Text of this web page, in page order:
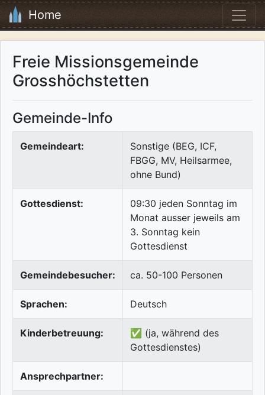
Home
Freie Missionsgemeinde
Grosshöchstetten
Gemeinde-Info
Gemeindeart:
Sonstige (BEG, ICF,
FBGG, MV, Heilsarmee,
ohne Bund)
Gottesdienst:
09:30 jeden Sonntag im
Monat ausser jeweils am
3. Sonntag kein
Gottesdienst
Gemeindebesucher: ca. 50-100 Personen
Sprachen: Deutsch
Kinderbetreuung:
✅ (ja, während des
Gottesdienstes)
Ansprechpartner: